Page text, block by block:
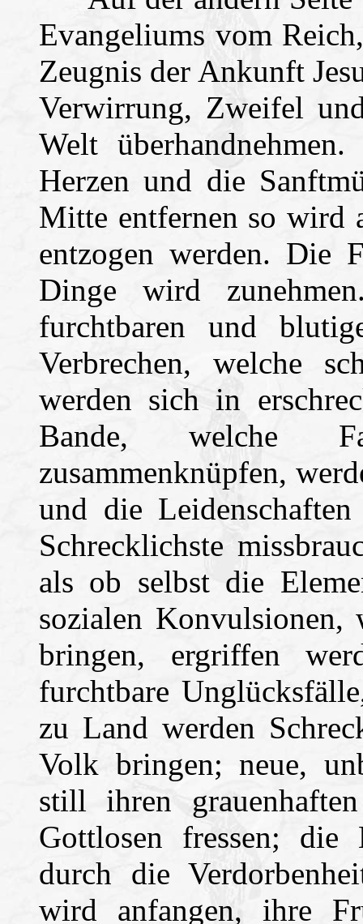
Evangeliums vom
Zeugnis der Ankunft
Verwirrung, Zweifel
Welt
Herzen und die
Mitte entfernen so wird
entzogen werden. Die
Dinge wird
furchtbaren und
Verbrechen, welche
werden sich in
Bande, welche
zusammenknüpfen,
und die
Schrecklichste
als ob selbst die
sozialen
bringen, ergriffen
furchtbare
zu Land werden
Volk bringen; neue,
still ihren
Gottlosen fressen;
durch die
wird anfangen, ihre